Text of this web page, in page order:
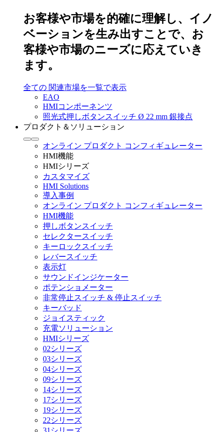
お客様や市場を的確に理解し、イノ
ベーションを生み出すことで、お
客様や市場のニーズに応えていき
ます。
全ての 関連市場を一覧で表示
EAO
HMIコンポーネンツ
照光式押しボタンスイッチ Ø 22 mm 銀接点
プロダクト＆ソリューション
オンライン プロダクト コンフィギュレーター
HMI機能
HMIシリーズ
カスタマイズ
HMI Solutions
導入事例
オンライン プロダクト コンフィギュレーター
HMI機能
押しボタンスイッチ
セレクタースイッチ
キーロックスイッチ
レバースイッチ
表示灯
サウンドインジケーター
ポテンショメーター
非常停止スイッチ & 停止スイッチ
キーバッド
ジョイスティック
充電ソリューション
HMIシリーズ
02シリーズ
03シリーズ
04シリーズ
09シリーズ
14シリーズ
17シリーズ
19シリーズ
22シリーズ
31シリーズ